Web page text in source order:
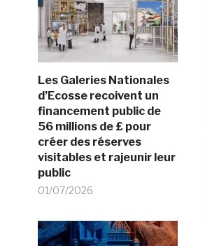
Les Galeries Nationales
d’Ecosse recoivent un
financement public de
56 millions de £ pour
créer des réserves
visitables et rajeunir leur
public
01/07/2026